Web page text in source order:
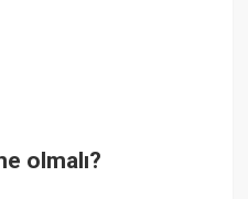
olmalı?